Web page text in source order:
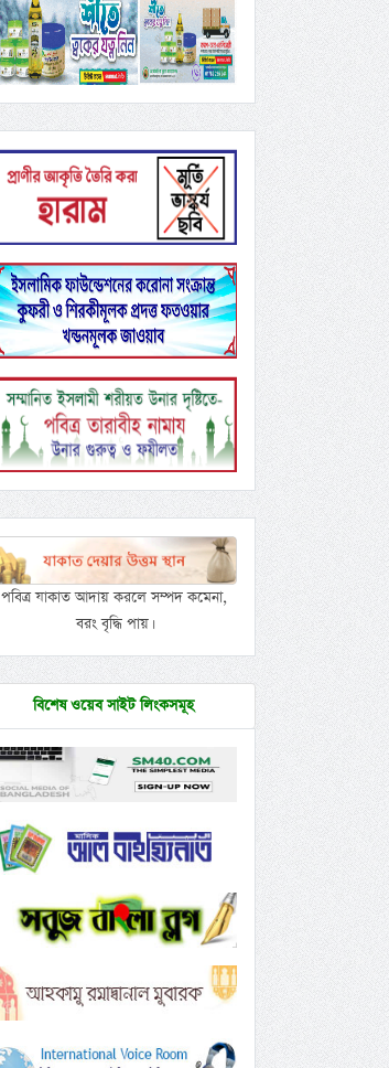
পবিত্র যাকাত আদায় করলে সম্পদ কমেনা,
বরং বৃদ্ধি পায়।
বিশেষ ওয়েব সাইট লিংকসমূহ